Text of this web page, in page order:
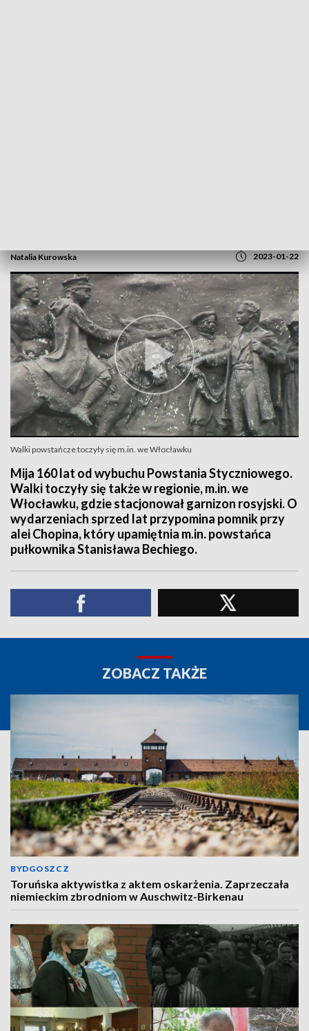
Natalia Kurowska 2023-01-22
Walki powstańcze toczyły się m.in. we Włocławku
Mija 160 lat od wybuchu Powstania Styczniowego.
Walki toczyły się także w regionie, m.in. we
Włocławku, gdzie stacjonował garnizon rosyjski. O
wydarzeniach sprzed lat przypomina pomnik przy
alei Chopina, który upamiętnia m.in. powstańca
pułkownika Stanisława Bechiego.
ZOBACZ TAKŻE
BYDGOSZCZ
Toruńska aktywistka z aktem oskarżenia. Zaprzeczała
niemieckim zbrodniom w Auschwitz-Birkenau